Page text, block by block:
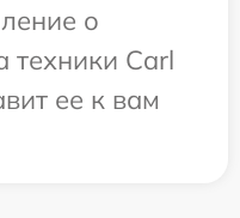
о
техники Carl
ее к вам